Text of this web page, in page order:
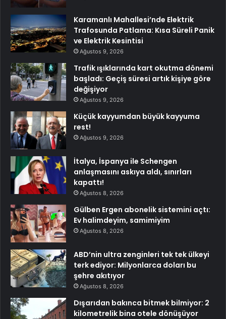
Karamanlı Mahallesi’nde Elektrik
Trafosunda Patlama: Kısa Süreli Panik
ve Elektrik Kesintisi
Ağustos 9, 2026
Trafik ışıklarında kart okutma dönemi
başladı: Geçiş süresi artık kişiye göre
değişiyor
Ağustos 9, 2026
Küçük kayyumdan büyük kayyuma
rest!
Ağustos 9, 2026
İtalya, İspanya ile Schengen
anlaşmasını askıya aldı, sınırları
kapattı!
Ağustos 8, 2026
Gülben Ergen abonelik sistemini açtı:
Ev halimdeyim, samimiyim
Ağustos 8, 2026
ABD’nin ultra zenginleri tek tek ülkeyi
terk ediyor: Milyonlarca doları bu
şehre akıtıyor
Ağustos 8, 2026
Dışarıdan bakınca bitmek bilmiyor: 2
kilometrelik bina otele dönüşüyor